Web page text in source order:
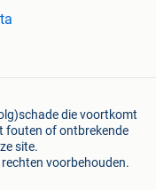
die voortkomt
fouten of ontbrekende
site.
voorbehouden.